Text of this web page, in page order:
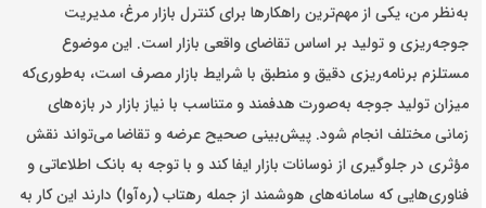
به‌نظر من، یکی از مهم‌ترین راهکارها برای کنترل بازار مرغ، مدیریت
جوجه‌ریزی و تولید بر اساس تقاضای واقعی بازار است. این موضوع
مستلزم برنامه‌ریزی دقیق و منطبق با شرایط بازار مصرف است، به‌طوری‌که
میزان تولید جوجه به‌صورت هدفمند و متناسب با نیاز بازار در بازه‌های
زمانی مختلف انجام شود. پیش‌بینی صحیح عرضه و تقاضا می‌تواند نقش
مؤثری در جلوگیری از نوسانات بازار ایفا کند و با توجه به بانک اطلاعاتی و
فناوری‌هایی که سامانه‌های هوشمند از جمله رهتاب (ره‌آوا) دارند این کار به